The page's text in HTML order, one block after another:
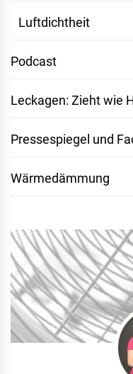
Luftdichtheit
Podcast
Leckagen: Zieht wie
Pressespiegel und
Wärmedämmung